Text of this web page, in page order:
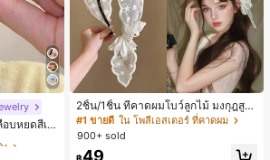
อบหยดสีเห
ปและอเม
สง่างาม
2ชิ้น/1ชิ้น ที่คาดผมโบว์ลูกไม้ มงกุฎสูง
แถบกว้าง สีดำ สีขาว สำหรับใส่ประจำ
วัน กิ๊บติดผม ยางรัดผม (ลายปักดอกไม้
จัดวางแบบสุ่ม)
#1 ขายดี ใน โพลีเอสเตอร์ ที่คาดผม
900+ sold
49